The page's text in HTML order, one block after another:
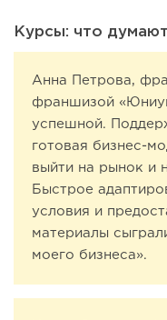
Курсы: что
Анна Петрова,
франшизой
успешной.
готовая бизнес-
выйти на рынок и
Быстрое
условия и
материалы
моего бизнеса».